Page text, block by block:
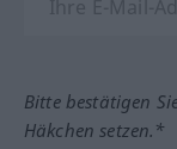
Bitte bestätigen
Häkchen setzen.*